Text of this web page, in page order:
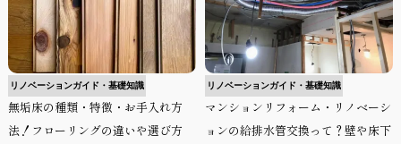
リノベーションガイド・基礎知識
無垢床の種類・特徴・お手入れ方
法！フローリングの違いや選び方
リノベーションガイド・基礎知識
マンションリフォーム・リノベーシ
ョンの給排水管交換って？壁や床下